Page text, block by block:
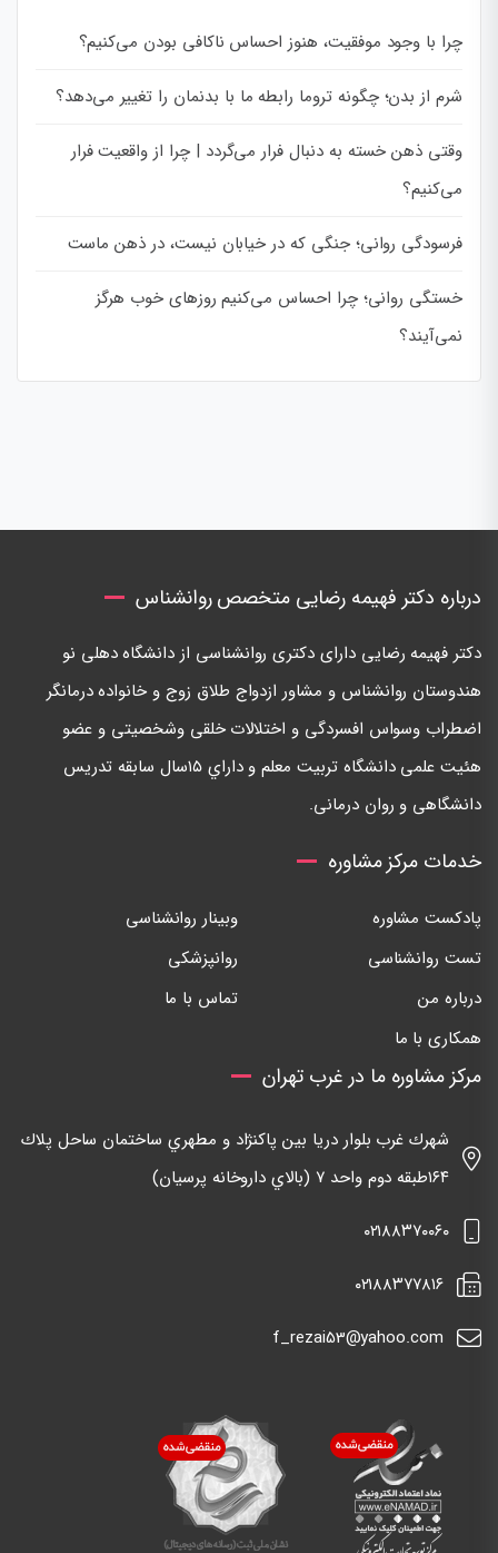
چرا با وجود موفقیت، هنوز احساس ناکافی بودن می‌کنیم؟
شرم از بدن؛ چگونه تروما رابطه ما با بدنمان را تغییر می‌دهد؟
وقتی ذهن خسته به دنبال فرار می‌گردد | چرا از واقعیت فرار
می‌کنیم؟
فرسودگی روانی؛ جنگی که در خیابان نیست، در ذهن ماست
خستگی روانی؛ چرا احساس می‌کنیم روزهای خوب هرگز
نمی‌آیند؟
درباره دکتر فهیمه رضایی متخصص روانشناس
دكتر فهيمه رضايی دارای دكتری روانشناسی از دانشگاه دهلی نو
هندوستان روانشناس و مشاور ازدواج طلاق زوج و خانواده درمانگر
اضطراب وسواس افسردگی و اختلالات خلقی وشخصيتی و عضو
هئيت علمی دانشگاه تربيت معلم و داراي ١٥سال سابقه تدريس
دانشگاهی و روان درمانی.
خدمات مرکز مشاوره
پادکست مشاوره
وبینار روانشناسی
تست روانشناسی
روانپزشکی
درباره من
تماس با ما
همکاری با ما
مرکز مشاوره ما در غرب تهران
شهرك غرب بلوار دريا بين پاكنژاد و مطهري ساختمان ساحل پلاك
١٦٤طبقه دوم واحد ٧ (بالاي داروخانه پرسيان)
٠٢١٨٨٣٧٠٠٦٠
٠٢١٨٨٣٧٧٨١٦
f_rezai53@yahoo.com